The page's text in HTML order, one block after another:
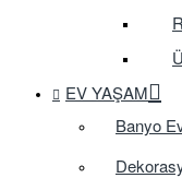
EV YAŞAM
Banyo